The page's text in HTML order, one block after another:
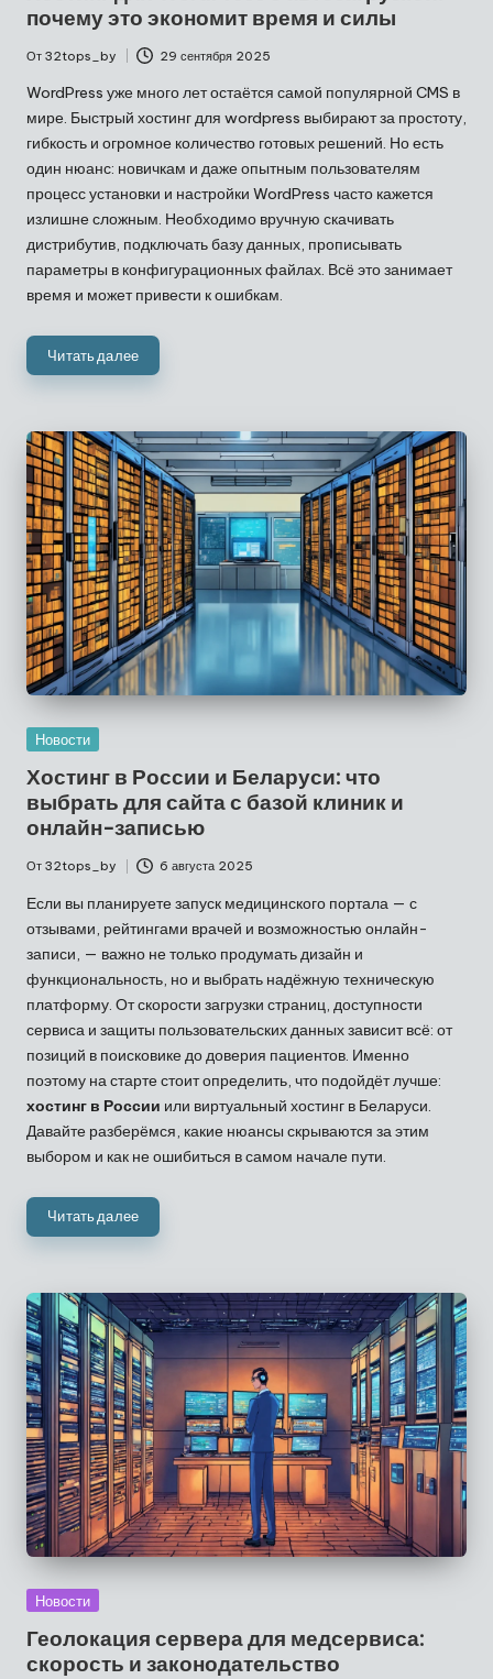
почему это экономит время и силы
Запись
от
От 32tops_by 29 сентября 2025
WordPress уже много лет остаётся самой популярной CMS в
мире. Быстрый хостинг для wordpress выбирают за простоту,
гибкость и огромное количество готовых решений. Но есть
один нюанс: новичкам и даже опытным пользователям
процесс установки и настройки WordPress часто кажется
излишне сложным. Необходимо вручную скачивать
дистрибутив, подключать базу данных, прописывать
параметры в конфигурационных файлах. Всё это занимает
время и может привести к ошибкам.
Читать далее
Опубликовано
Новости
Хостинг в России и Беларуси: что
выбрать для сайта с базой клиник и
онлайн-записью
от
От 32tops_by 6 августа 2025
Если вы планируете запуск медицинского портала — с
отзывами, рейтингами врачей и возможностью онлайн-
записи, — важно не только продумать дизайн и
функциональность, но и выбрать надёжную техническую
платформу. От скорости загрузки страниц, доступности
сервиса и защиты пользовательских данных зависит всё: от
позиций в поисковике до доверия пациентов. Именно
поэтому на старте стоит определить, что подойдёт лучше:
хостинг в России или виртуальный хостинг в Беларуси.
Давайте разберёмся, какие нюансы скрываются за этим
выбором и как не ошибиться в самом начале пути.
Читать далее
Опубликовано
Новости
Геолокация сервера для медсервиса:
скорость и законодательство